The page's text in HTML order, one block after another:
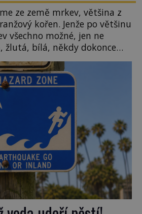
ze země mrkev, většina z
kořen. Jenže po většinu
všechno možné, jen ne
žlutá, bílá, někdy dokonce
stovkám let pečlivého
zelenina, bez které si českou
představit. Její příběh je